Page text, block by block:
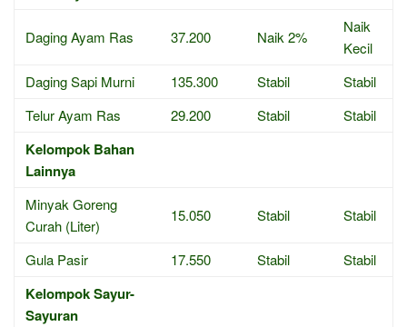
Daging Ayam Ras 37.200 Naik 2%
Naik
Kecil
Daging Sapi Murni
135.300 Stabil
Stabil
Telur Ayam Ras
29.200 Stabil Stabil
Kelompok Bahan
Lainnya
Minyak Goreng
Curah (Liter)
15.050 Stabil Stabil
Gula Pasir 17.550 Stabil Stabil
Kelompok Sayur-
Sayuran